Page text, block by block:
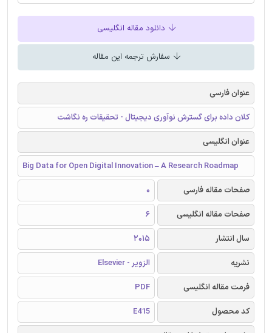
دانلود مقاله انگلیسی
سفارش ترجمه این مقاله
عنوان فارسی
کلان داده برای گسترش نوآوری دیجیتال - تحقیقات ره نگاشت
عنوان انگلیسی
Big Data for Open Digital Innovation – A Research Roadmap
صفحات مقاله فارسی
0
صفحات مقاله انگلیسی
6
سال انتشار
2015
نشریه
الزویر - Elsevier
فرمت مقاله انگلیسی
PDF
کد محصول
E415